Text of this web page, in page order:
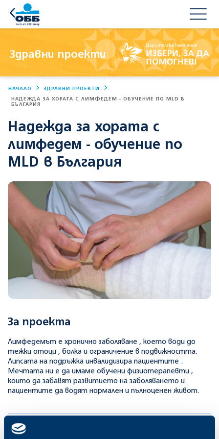
Здравни проекти
НАЧАЛО ЗДРАВНИ ПРОЕКТИ
НАДЕЖДА ЗА ХОРАТА С ЛИМФЕДЕМ - ОБУЧЕНИЕ ПО MLD В
БЪЛГАРИЯ
Надежда за хората с
лимфедем - обучение по
MLD в България
За проекта
Лимфедемът е хронично заболяване , което води до
тежки отоци , болка и ограничение в подвижността.
Липсата на подръжка инвалидизира пациентите .
Мечтата ни е да имаме обучени физиотерапевти ,
които да забавят развитието на заболяването и
пациентите да водят нормален и пълноценен живот.
Защо да подкрепите проекта?